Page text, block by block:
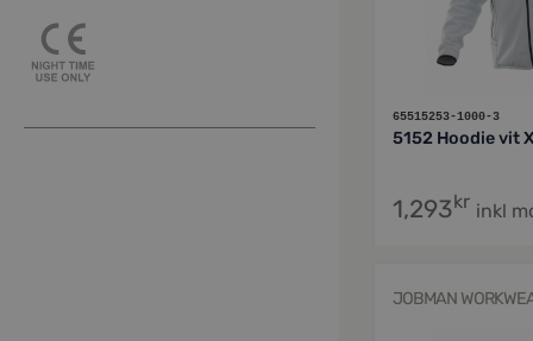
65515253-1000-3
5152 Hoodie vit
1,293kr inkl
JOBMAN